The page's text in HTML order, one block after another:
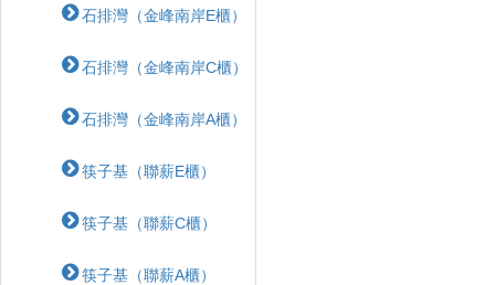
石排灣（金峰南岸E櫃）
石排灣（金峰南岸C櫃）
石排灣（金峰南岸A櫃）
筷子基（聯薪E櫃）
筷子基（聯薪C櫃）
筷子基（聯薪A櫃）